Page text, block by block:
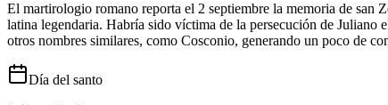
El martirologio romano reporta el 2 septiembre la memoria de san
latina legendaria. Habría sido víctima de la persecución de
otros nombres similares, como Cosconio, generando un poco de
Día del santo